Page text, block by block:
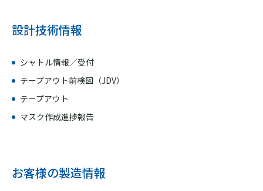
設計技術情報
シャトル情報／受付
テープアウト前検図（JDV）
テープアウト
マスク作成進捗報告
お客様の製造情報